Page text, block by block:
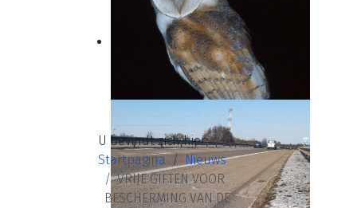
U bevindt zich hier:
Startpagina
Nieuws
VRIJE GIFTEN VOOR
BESCHERMING VAN DE